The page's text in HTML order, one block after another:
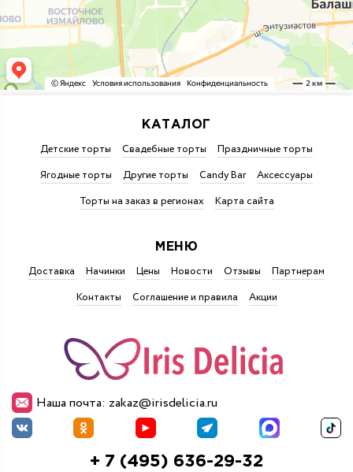
Наша почта: zakaz@irisdelicia.ru
+ 7 (495) 636-29-32
КАТАЛОГ
Детские торты Свадебные торты
Праздничные торты
Ягодные торты
Другие торты Candy Bar
Аксессуары
Торты на заказ в регионах
Карта сайта
МЕНЮ
Доставка Начинки Цены Новости Отзывы
Партнерам
Контакты
Соглашение и правила Акции